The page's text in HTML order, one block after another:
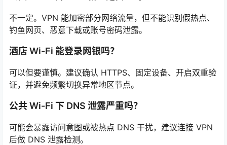
不一定。VPN 能加密部分网络流量，但不能识别假热点、
钓鱼网页、恶意下载或账号密码泄露。
酒店 Wi-Fi 能登录网银吗？
可以但要谨慎。建议确认 HTTPS、固定设备、开启双重验
证，并避免频繁切换异常地区节点。
公共 Wi-Fi 下 DNS 泄露严重吗？
可能会暴露访问意图或被热点 DNS 干扰，建议连接 VPN
后做 DNS 泄露检测。